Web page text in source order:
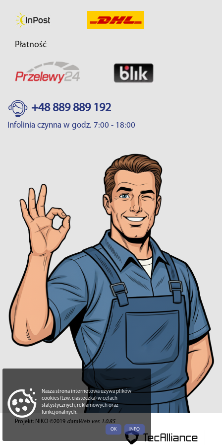
Płatność
+48 889 889 192
Infolinia czynna w godz. 7:00 - 18:00
Projekt: NIKO ©2019 dataWeb ver. 1.0.85
Nasza strona internetowa używa plików
cookies (tzw. ciasteczka) w celach
statystycznych, reklamowych oraz
funkcjonalnych.
INFO
OK